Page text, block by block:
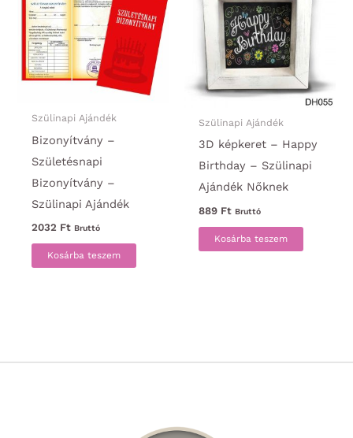
Szülinapi Ajándék
Bizonyítvány –
Születésnapi
Bizonyítvány –
Szülinapi Ajándék
2032 Ft Bruttó
Kosárba teszem
Szülinapi Ajándék
3D képkeret – Happy
Birthday – Szülinapi
Ajándék Nőknek
889 Ft Bruttó
Kosárba teszem